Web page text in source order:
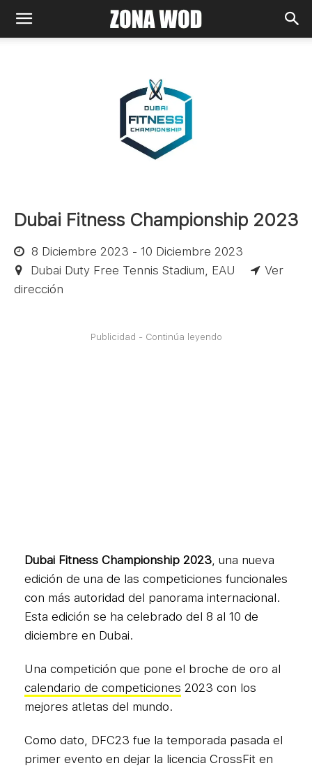
Dubai Fitness Championship 2023
8 Diciembre 2023 - 10 Diciembre 2023
Dubai Duty Free Tennis Stadium, EAU
Ver
dirección
Publicidad - Continúa leyendo
Dubai Fitness Championship 2023, una nueva
edición de una de las competiciones funcionales
con más autoridad del panorama internacional.
Esta edición se ha celebrado del 8 al 10 de
diciembre en Dubai.
Una competición que pone el broche de oro al
calendario de competiciones 2023 con los
mejores atletas del mundo.
Como dato, DFC23 fue la temporada pasada el
primer evento en dejar la licencia CrossFit en